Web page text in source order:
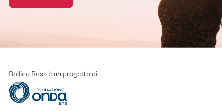
Bollino Rosa è un progetto di